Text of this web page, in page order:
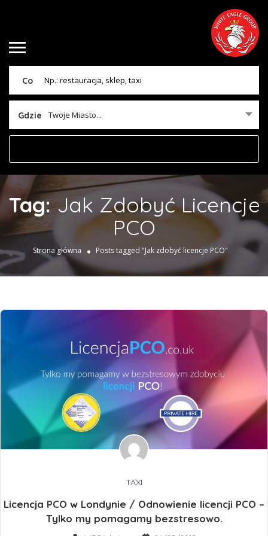
Co
Gdzie Twoje Miasto...
Tag:Jak Zdobyć Licencje
PCO
Strona główna Posts tagged "Jak zdobyć licencje PCO"
TAXI
Licencja PCO w Londynie / Odnowienie licencji PCO –
Tylko my pomagamy bezstresowo.